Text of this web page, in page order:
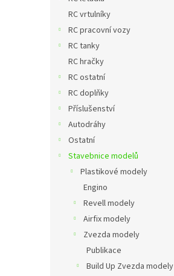
RC vrtulníky
RC pracovní vozy
RC tanky
RC hračky
RC ostatní
RC doplňky
Příslušenství
Autodráhy
Ostatní
Stavebnice modelů
Plastikové modely
Engino
Revell modely
Airfix modely
Zvezda modely
Publikace
Build Up Zvezda modely